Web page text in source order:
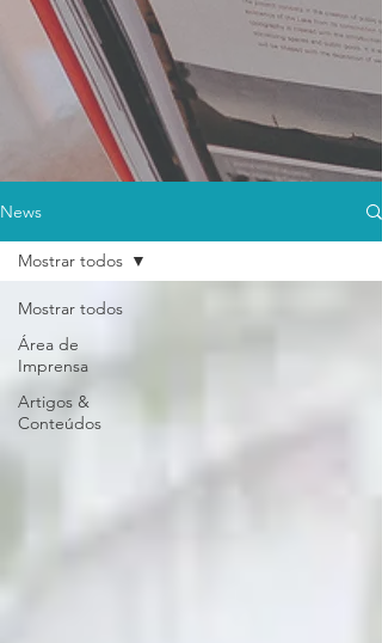
News
Mostrar todos
Área de
Imprensa
Artigos &
Conteúdos
Mostrar todos